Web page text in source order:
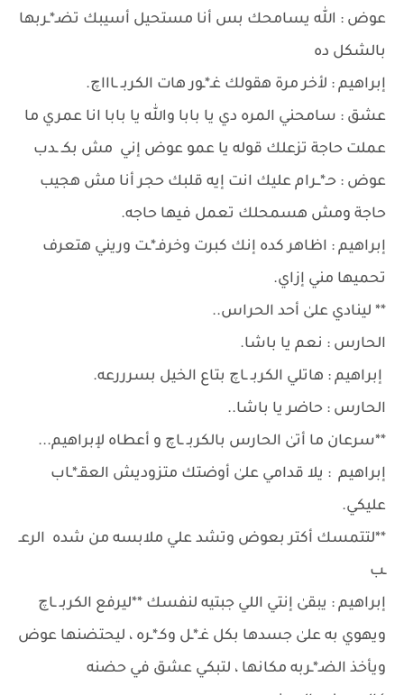
عوض : الله يسامحك بس أنا مستحيل أسيبك تضـ*ـربها
بالشكل ده
إبراهيم : لأخر مرة هقولك غـ*ـور هات الكربـ ـاااچ.
عشق : سامحني المره دي يا بابا والله يا بابا انا عمري ما
عملت حاجة تزعلك قوله يا عمو عوض إني مش بكـ ـدب
عوض : حـ*ــرام عليك انت إيه قلبك حجر أنا مش هجيب
حاجة ومش هسمحلك تعمل فيها حاجه.
إبراهيم : اظاهر كده إنك كبرت وخرفـ*ـت وريني هتعرف
تحميها مني إزاي.
** لينادي علىٰ أحد الحراس..
الحارس : نعم يا باشا.
إبراهيم : هاتلي الكربـ ـاچ بتاع الخيل بسرررعه.
الحارس : حاضر يا باشا..
**سرعان ما أتىٰ الحارس بالكربـ ـاچ و أعطاه لإبراهيم...
إبراهيم : يلا قدامي علىٰ أوضتك متزوديش العقـ*ـاب
عليكي.
**لتتمسك أكتر بعوض وتشد علي ملابسه من شده الرعـ
ـب
إبراهيم : يبقىٰ إنتي اللي جبتيه لنفسك **ليرفع الكربـ ـاچ
ويهوي به علىٰ جسدها بكل غـ*ـل وكـ*ـره ، ليحتضنها عوض
ويأخذ الضـ*ـربه مكانها ، لتبكي عشق في حضنه